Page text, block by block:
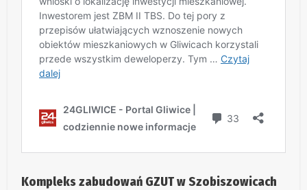
Kompleks zabudowań GZUT w Szobiszowicach